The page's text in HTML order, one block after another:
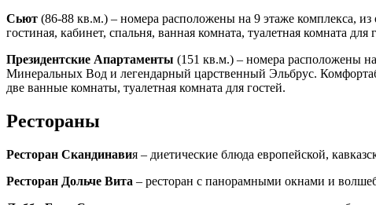
Сьют (86-88 кв.м.) – номера расположены на 9 этаже комплекса,
гостиная, кабинет, спальня, ванная комната, туалетная комната для
Президентские Апартаменты (151 кв.м.) – номера расположены
Минеральных Вод и легендарный царственный Эльбрус.
две ванные комнаты, туалетная комната для гостей.
Рестораны
Ресторан Скандинавия – диетические блюда европейской,
Ресторан Дольче Вита – ресторан с панорамными окнами и